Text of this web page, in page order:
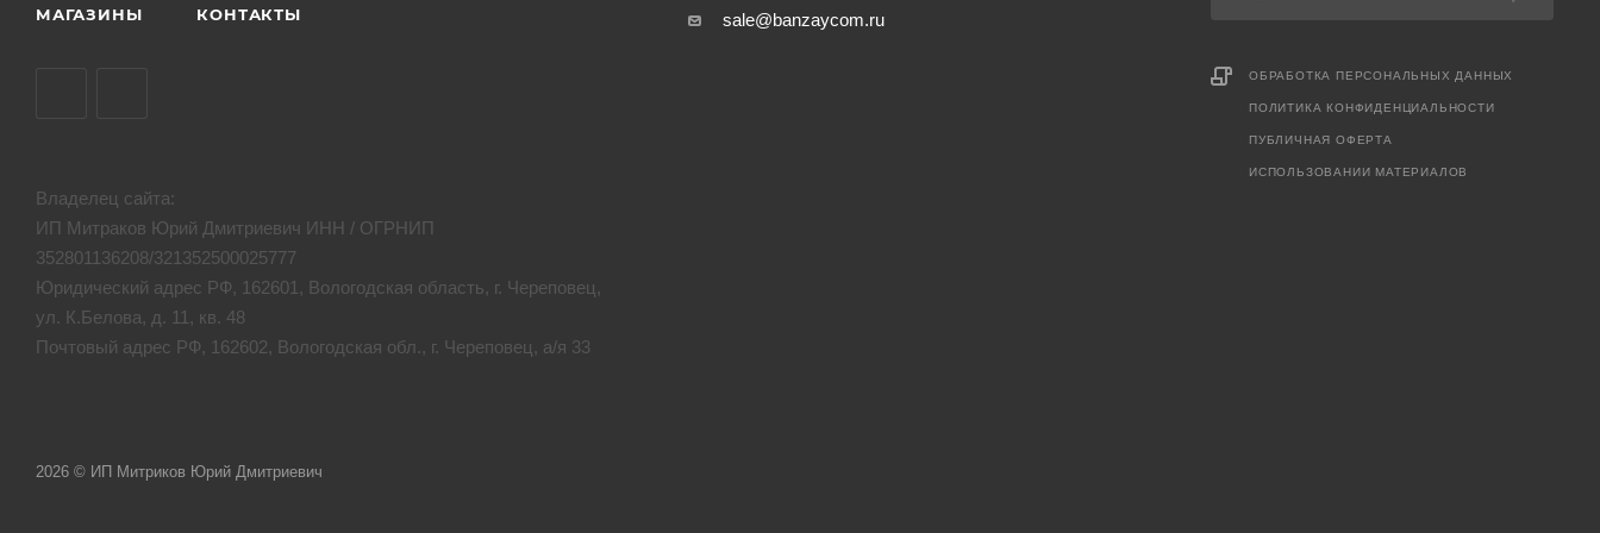
МАГАЗИНЫ КОНТАКТЫ
Владелец сайта:
ИП Митраков Юрий Дмитриевич ИНН / ОГРНИП
352801136208/321352500025777
Юридический адрес РФ, 162601, Вологодская область, г. Череповец,
ул. К.Белова, д. 11, кв. 48
Почтовый адрес РФ, 162602, Вологодская обл., г. Череповец, а/я 33
sale@banzaycom.ru
ОБРАБОТКА ПЕРСОНАЛЬНЫХ ДАННЫХ
ПОЛИТИКА КОНФИДЕНЦИАЛЬНОСТИ
ПУБЛИЧНАЯ ОФЕРТА
ИСПОЛЬЗОВАНИИ МАТЕРИАЛОВ
2026 © ИП Митриков Юрий Дмитриевич